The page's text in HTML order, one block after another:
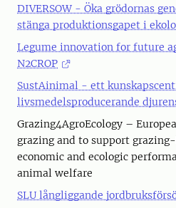
DIVERSOW - Öka grödornas
stänga produktionsgapet i
Legume innovation for future
N2CROP
SustAinimal - ett
livsmedelsproducerande
Grazing4AgroEcology –
grazing and to support
economic and ecologic
animal welfare
SLU långliggande